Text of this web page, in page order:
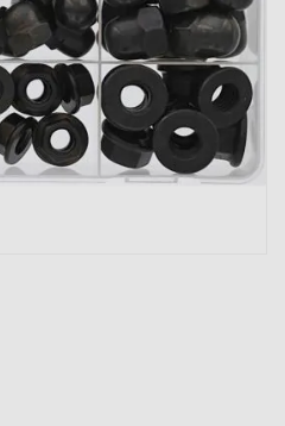
geloven dat een
klanten het